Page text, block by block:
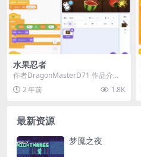
水果忍者
作者DragonMasterD71 作品介
绍： 《水果忍者》是一款经典的切
水果游...
2 年前 1.8K
最新资源
梦魇之夜